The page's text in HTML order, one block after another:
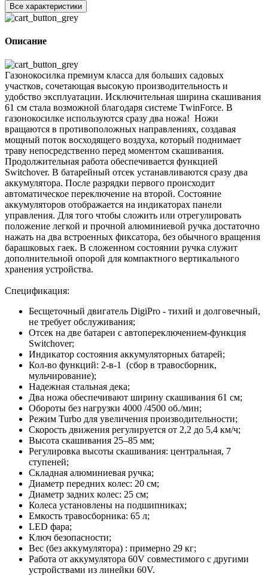
Все характеристики
Описание
Газонокосилка премиум класса для больших садовых
участков, сочетающая высокую производительность и
удобство эксплуатации. Исключительная ширина скашивания
61 см стала возможной благодаря системе ТwinForсe. В
газонокосилке используются сразу два ножа! Ножи
вращаются в противоположных направлениях, создавая
мощный поток восходящего воздуха, который поднимает
траву непосредственно перед моментом скашивания.
Продолжительная работа обеспечивается функцией
Switchover. В батарейный отсек устанавливаются сразу два
аккумулятора. После разрядки первого происходит
автоматическое переключение на второй. Состояние
аккумуляторов отображается на индикаторах панели
управления. Для того чтобы сложить или отрегулировать
положение легкой и прочной алюминиевой ручка достаточно
нажать на два встроенных фиксатора, без обычного вращения
барашковых гаек. В сложенном состоянии ручка служит
дополнительной опорой для компактного вертикального
хранения устройства.
Спецификация:
Бесщеточный двигатель DigiPro - тихий и долговечный,
не требует обслуживания;
Отсек на две батареи с автопереключением-функция
Switchover;
Индикатор состояния аккумуляторных батарей;
Кол-во функций: 2-в-1 (сбор в травосборник,
мульчирование);
Надежная стальная дека;
Два ножа обеспечивают ширину скашивания 61 см;
Обороты без нагрузки 4000 /4500 об./мин;
Режим Turbo для увеличения производительности;
Скорость движения регулируется от 2,2 до 5,4 км/ч;
Высота скашивания 25–85 мм;
Регулировка высоты скашивания: центральная, 7
ступеней;
Складная алюминиевая ручка;
Диаметр передних колес: 20 см;
Диаметр задних колес: 25 см;
Колеса установлены на подшипниках;
Емкость травосборника: 65 л;
LED фара;
Ключ безопасности;
Вес (без аккумулятора) : примерно 29 кг;
Работа от аккумулятора 60V совместимого с другими
устройствами из линейки 60V.